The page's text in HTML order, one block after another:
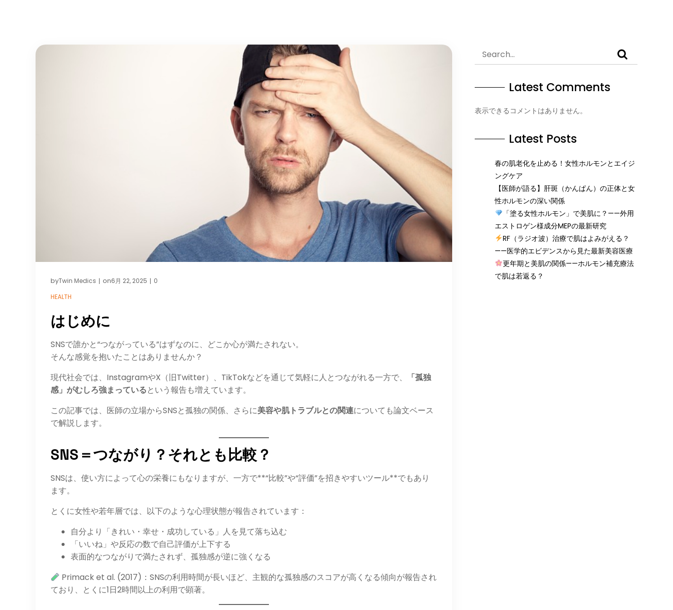
byTwin Medics | on6月 22, 2025 | 0
HEALTH
はじめに
SNSで誰かと“つながっている”はずなのに、どこか心が満たされない。
そんな感覚を抱いたことはありませんか？
現代社会では、InstagramやX（旧Twitter）、TikTokなどを通じて気軽に人とつながれる一方で、
「孤独
感」がむしろ強まっているという報告も増えています。
この記事では、医師の立場からSNSと孤独の関係、さらに美容や肌トラブルとの関連についても論文ベース
で解説します。
SNS＝つながり？それとも比較？
SNSは、使い方によって心の栄養にもなりますが、一方で**“比較”や“評価”を招きやすいツール**でもあり
ます。
とくに女性や若年層では、以下のような心理状態が報告されています：
自分より「きれい・幸せ・成功している」人を見て落ち込む
「いいね」や反応の数で自己評価が上下する
表面的なつながりで満たされず、孤独感が逆に強くなる
Primack et al. (2017)：SNSの利用時間が長いほど、主観的な孤独感のスコアが高くなる傾向が報告され
ており、とくに1日2時間以上の利用で顕著。
Latest Comments
表示できるコメントはありません。
Latest Posts
春の肌老化を止める！女性ホルモンとエイジ
ングケア
【医師が語る】肝斑（かんぱん）の正体と女
性ホルモンの深い関係
「塗る女性ホルモン」で美肌に？——外用
エストロゲン様成分MEPの最新研究
RF（ラジオ波）治療で肌はよみがえる？
——医学的エビデンスから見た最新美容医療
更年期と美肌の関係——ホルモン補充療法
で肌は若返る？